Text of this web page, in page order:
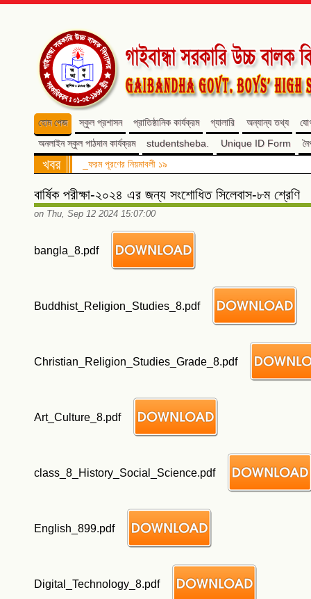
হোম পেজ স্কুল প্রশাসন প্রাতিষ্ঠানিক কার্যক্রম গ্যালারি অন্যান্য তথ্য
অনলাইন স্কুল পাঠদান কার্যক্রম
studentsheba. Unique ID Form
খবর _ফরম পূরণের নিয়মাবলী ১৯
বার্ষিক পরীক্ষা-২০২৪ এর জন্য সংশোধিত সিলেবাস-৮ম শ্রেণি
on Thu, Sep 12 2024 15:07:00
bangla_8.pdf
Buddhist_Religion_Studies_8.pdf
Christian_Religion_Studies_Grade_8.pdf
Art_Culture_8.pdf
class_8_History_Social_Science.pdf
English_899.pdf
Digital_Technology_8.pdf